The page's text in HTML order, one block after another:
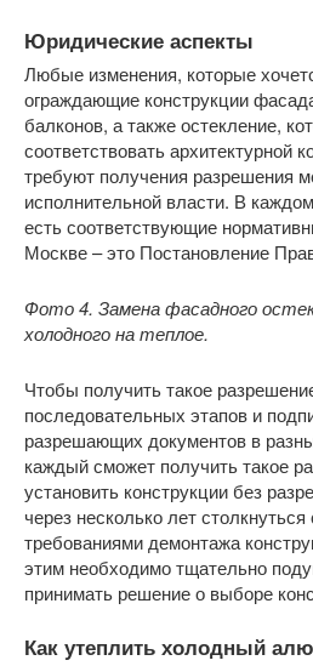
Юридические аспекты
Любые изменения, которые
ограждающие конструкции
балконов, а также остекление,
соответствовать архитектурной
требуют получения разрешения
исполнительной власти. В
есть соответствующие
Москве – это Постановление
Фото 4. Замена фасадного
холодного на теплое.
Чтобы получить такое
последовательных этапов и
разрешающих документов в
каждый сможет получить такое
установить конструкции без
через несколько лет
требованиями демонтажа
этим необходимо тщательно
принимать решение о выборе
Как утеплить холодный